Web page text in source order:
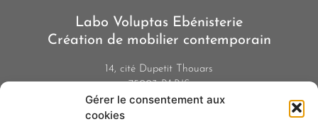
Gérer le consentement aux
cookies
Labo Voluptas Ebénisterie
Création de mobilier contemporain
14, cité Dupetit Thouars
75003 PARIS
01 42 77 48 51
06 84 01 24 32